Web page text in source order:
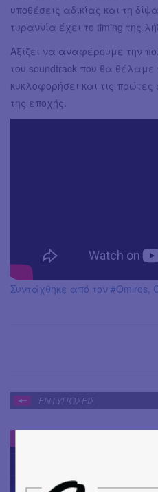
υποθέσεις αδικίας και τη
τυραννία έχει το timing της
Αξίζει να αναφέρουμε την
του soundtrack που θα
κυκλοφορήσει και τις
της εποχής.
Συντάχθηκε από τον #Omiros,
ΕΝΤΥΠΩΣΕΙΣ